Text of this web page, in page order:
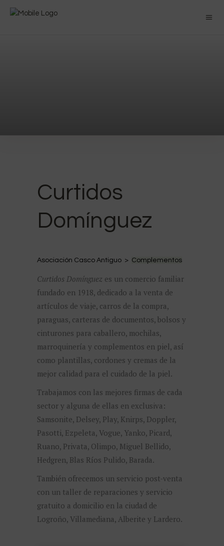
Curtidos
Domínguez
Asociación Casco Antiguo > Complementos
Curtidos Domínguez es un comercio familiar
fundado en 1918, dedicado a la venta de
artículos de viaje, carros de la compra,
paraguas, carteras de documentos, bolsos y
cinturones para caballero, mochilas,
marroquinería y complementos en piel, así
como plantillas, cordones y cremas de la
mejor calidad para el cuidado de la piel.
Trabajamos con las mejores firmas de cada
sector y alguna de ellas en exclusiva:
Samsonite, Delsey, Play, Knirps, Doppler,
Pasotti, Ezpeleta, Vogue, Yanko, Picard,
Ruano, Privata, Olimpo, Miguel Bellido,
Hedgren, Blas Ríos Pulido, Barada.
También ofrecemos un servicio post-venta
con un taller de reparaciones y servicio
gratuito a domicilio en la ciudad de
Logroño, Villamediana, Alberite y Lardero.